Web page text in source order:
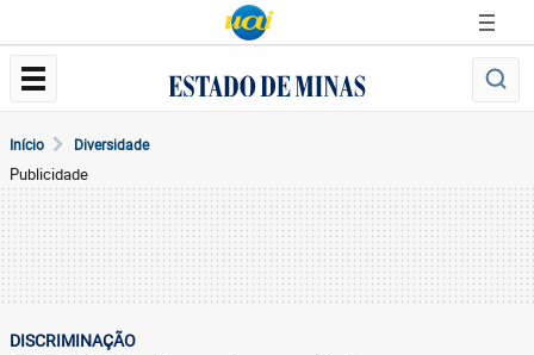
Início Diversidade
Publicidade
DISCRIMINAÇÃO